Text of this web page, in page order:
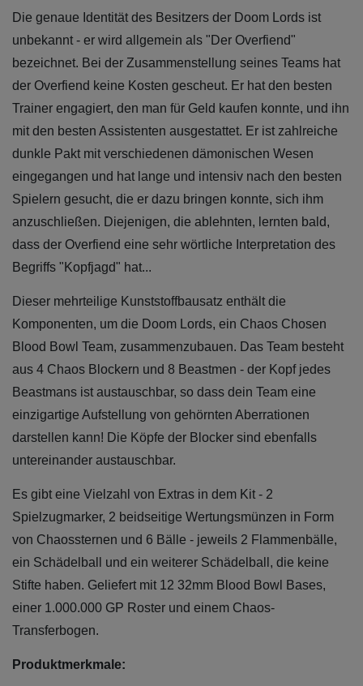
Die genaue Identität des Besitzers der Doom Lords ist
unbekannt - er wird allgemein als "Der Overfiend"
bezeichnet. Bei der Zusammenstellung seines Teams hat
der Overfiend keine Kosten gescheut. Er hat den besten
Trainer engagiert, den man für Geld kaufen konnte, und ihn
mit den besten Assistenten ausgestattet. Er ist zahlreiche
dunkle Pakt mit verschiedenen dämonischen Wesen
eingegangen und hat lange und intensiv nach den besten
Spielern gesucht, die er dazu bringen konnte, sich ihm
anzuschließen. Diejenigen, die ablehnten, lernten bald,
dass der Overfiend eine sehr wörtliche Interpretation des
Begriffs "Kopfjagd" hat...
Dieser mehrteilige Kunststoffbausatz enthält die
Komponenten, um die Doom Lords, ein Chaos Chosen
Blood Bowl Team, zusammenzubauen. Das Team besteht
aus 4 Chaos Blockern und 8 Beastmen - der Kopf jedes
Beastmans ist austauschbar, so dass dein Team eine
einzigartige Aufstellung von gehörnten Aberrationen
darstellen kann! Die Köpfe der Blocker sind ebenfalls
untereinander austauschbar.
Es gibt eine Vielzahl von Extras in dem Kit - 2
Spielzugmarker, 2 beidseitige Wertungsmünzen in Form
von Chaossternen und 6 Bälle - jeweils 2 Flammenbälle,
ein Schädelball und ein weiterer Schädelball, die keine
Stifte haben. Geliefert mit 12 32mm Blood Bowl Bases,
einer 1.000.000 GP Roster und einem Chaos-
Transferbogen.
Produktmerkmale: